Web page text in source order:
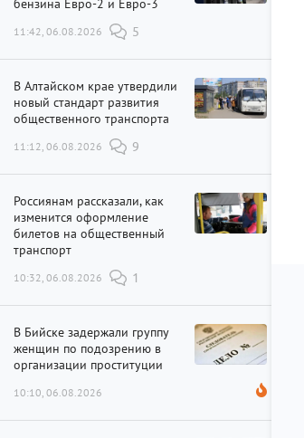
бензина Евро-2 и Евро-3
11:42, 06.08.2026 5
В Алтайском крае утвердили
новый стандарт развития
общественного транспорта
11:12, 06.08.2026 9
Россиянам рассказали, как
изменится оформление
билетов на общественный
транспорт
10:32, 06.08.2026 1
В Бийске задержали группу
женщин по подозрению в
организации проституции
10:10, 06.08.2026